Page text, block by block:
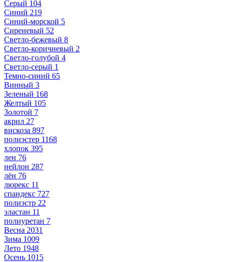
Серый 104
Синий 219
Синий-морской 5
Сиреневый 52
Светло-бежевый 8
Светло-коричневый 2
Светло-голубой 4
Светло-серый 1
Темно-синий 65
Винный 3
Зеленый 168
Желтый 105
Золотой 7
акрил 27
вискоза 897
полиэстер 1168
хлопок 395
лен 76
нейлон 287
лён 76
люрекс 11
спандекс 727
полиэстр 22
эластан 11
полиуретан 7
Весна 2031
Зима 1009
Лето 1948
Осень 1015